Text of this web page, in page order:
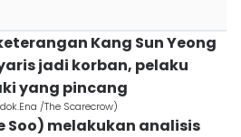
Kang Sun Yeong
jadi korban, pelaku
yang pincang
/The Scarecrow)
Soo) melakukan analisis